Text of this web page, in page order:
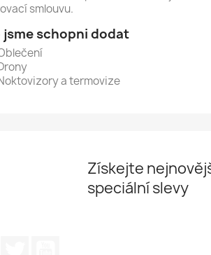
smlouvu.
jsme schopni dodat
a termovize
Získejte
speciální slevy